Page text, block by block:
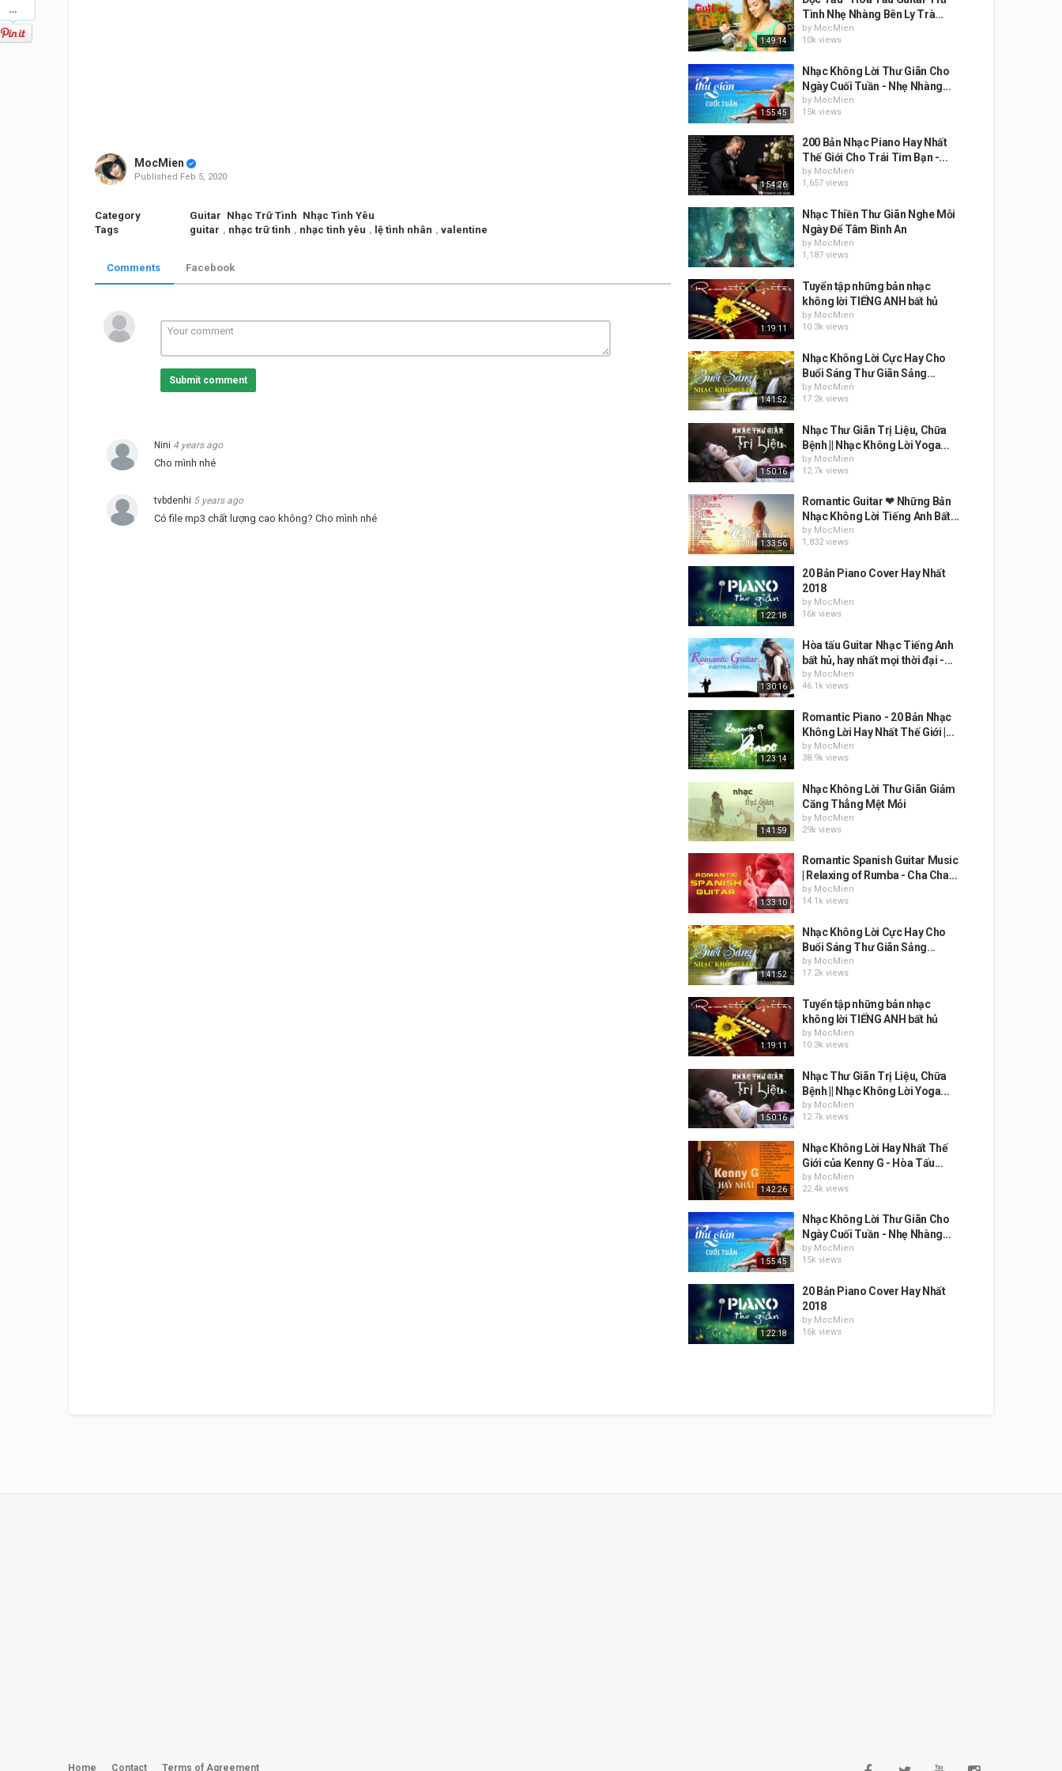
MocMien
Published Feb 5, 2020
Category Guitar Nhạc Trữ Tình Nhạc Tình Yêu
Tags
guitar , nhạc trữ tình , nhạc tình yêu , lệ tình nhân , valentine
Comments Facebook
Submit comment
Nini 4 years ago
Cho mình nhé
tvbdenhi 5 years ago
Có file mp3 chất lượng cao không? Cho mình nhé
1:49:14
Tình Nhẹ Nhàng Bên Ly Trà...
by MocMien
10k views
1:55:45
Nhạc Không Lời Thư Giãn Cho
Ngày Cuối Tuần - Nhẹ Nhàng...
by MocMien
15k views
1:54:26
200 Bản Nhạc Piano Hay Nhất
Thế Giới Cho Trái Tim Bạn -...
by MocMien
1,657 views
Nhạc Thiền Thư Giãn Nghe Mỗi
Ngày Để Tâm Bình An
by MocMien
1,187 views
1:19:11
Tuyển tập những bản nhạc
không lời TIẾNG ANH bất hủ
by MocMien
10.3k views
1:41:52
Nhạc Không Lời Cực Hay Cho
Buổi Sáng Thư Giãn Sảng...
by MocMien
17.2k views
1:50:16
Nhạc Thư Giãn Trị Liệu, Chữa
Bệnh || Nhạc Không Lời Yoga...
by MocMien
12.7k views
1:33:56
Romantic Guitar ❤ Những Bản
Nhạc Không Lời Tiếng Anh Bất...
by MocMien
1,832 views
1:22:18
20 Bản Piano Cover Hay Nhất
2018
by MocMien
16k views
1:30:16
Hòa tấu Guitar Nhạc Tiếng Anh
bất hủ, hay nhất mọi thời đại -...
by MocMien
46.1k views
1:23:14
Romantic Piano - 20 Bản Nhạc
Không Lời Hay Nhất Thế Giới |...
by MocMien
38.9k views
1:41:59
Nhạc Không Lời Thư Giãn Giảm
Căng Thẳng Mệt Mỏi
by MocMien
29k views
1:33:10
Romantic Spanish Guitar Music
| Relaxing of Rumba - Cha Cha...
by MocMien
14.1k views
1:41:52
Nhạc Không Lời Cực Hay Cho
Buổi Sáng Thư Giãn Sảng...
by MocMien
17.2k views
1:19:11
Tuyển tập những bản nhạc
không lời TIẾNG ANH bất hủ
by MocMien
10.3k views
1:50:16
Nhạc Thư Giãn Trị Liệu, Chữa
Bệnh || Nhạc Không Lời Yoga...
by MocMien
12.7k views
1:42:26
Nhạc Không Lời Hay Nhất Thế
Giới của Kenny G - Hòa Tấu...
by MocMien
22.4k views
1:55:45
Nhạc Không Lời Thư Giãn Cho
Ngày Cuối Tuần - Nhẹ Nhàng...
by MocMien
15k views
1:22:18
20 Bản Piano Cover Hay Nhất
2018
by MocMien
16k views
Home Contact Terms of Agreement